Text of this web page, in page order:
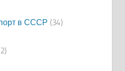
в СССР (34)